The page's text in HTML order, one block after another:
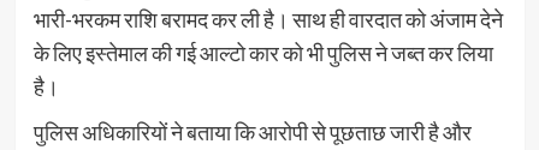
भारी-भरकम राशि बरामद कर ली है। साथ ही वारदात को अंजाम देने
के लिए इस्तेमाल की गई आल्टो कार को भी पुलिस ने जब्त कर लिया
है।
पुलिस अधिकारियों ने बताया कि आरोपी से पूछताछ जारी है और